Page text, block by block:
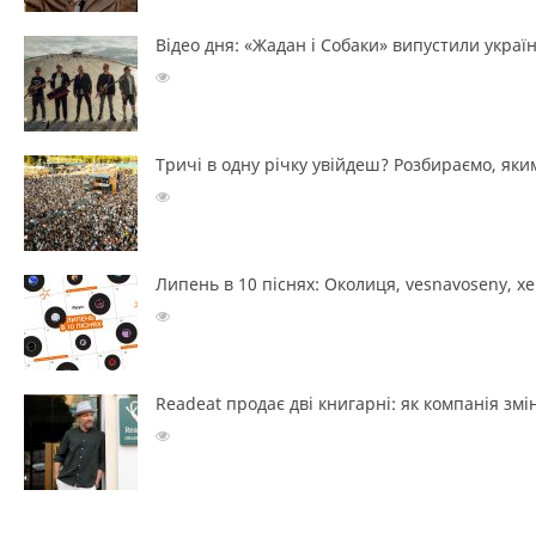
Відео дня: «Жадан і Собаки» випустили
Тричі в одну річку увійдеш? Розбираємо,
Липень в 10 піснях: Околиця, vesnavoseny,
Readeat продає дві книгарні: як компанія